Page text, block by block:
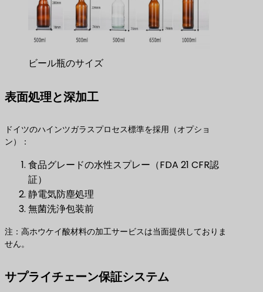
ビール瓶のサイズ
表面処理と深加工
ドイツのハインツガラスプロセス標準を採用（オプショ
ン）：
食品グレードの水性スプレー（FDA 21 CFR認
証）
静電気防塵処理
無菌洗浄包装前
注：高ホウケイ酸材料の加工サービスは当面提供しておりま
せん。
サプライチェーン保証システム